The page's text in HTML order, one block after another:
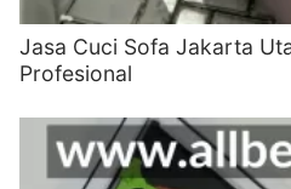
Jasa Cuci Sofa Jakarta
Profesional